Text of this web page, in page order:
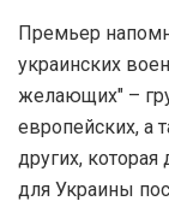
Премьер
украинских
желающих" –
европейских, а
других, которая
для Украины